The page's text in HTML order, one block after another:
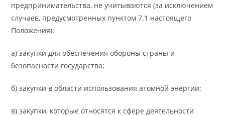
предпринимательства, не учитываются (за исключением
случаев, предусмотренных пунктом 7.1 настоящего
Положения):
а) закупки для обеспечения обороны страны и
безопасности государства;
б) закупки в области использования атомной энергии;
в) закупки, которые относятся к сфере деятельности